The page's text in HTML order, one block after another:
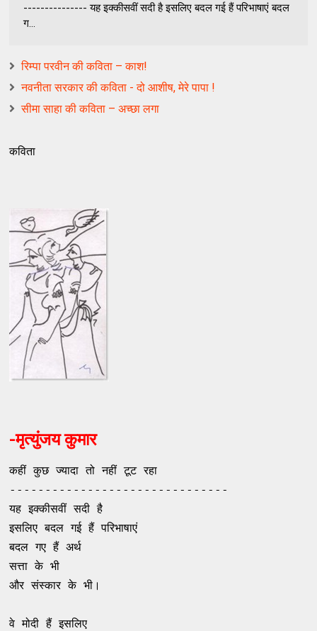
--------------- यह इक्कीसवीं सदी है इसलिए बदल गई हैं परिभाषाएं बदल
ग...
रिम्पा परवीन की कविता – काश!
नवनीता सरकार की कविता - दो आशीष, मेरे पापा !
सीमा साहा की कविता – अच्छा लगा
कविता
-मृत्युंजय कुमार
कहीं कुछ ज्यादा तो नहीं टूट रहा
-------------------------------
यह इक्कीसवीं सदी है
इसलिए बदल गई हैं परिभाषाएं
बदल गए हैं अर्थ
सत्ता के भी
और संस्कार के भी।
वे मोदी हैं इसलिए